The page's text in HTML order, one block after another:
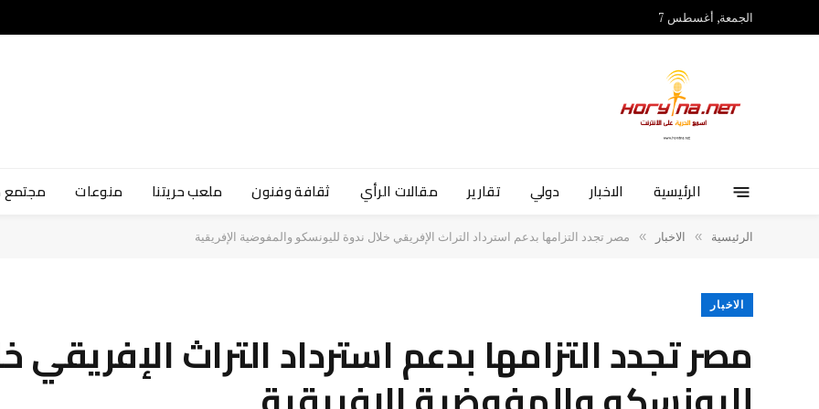
الجمعة, أغسطس 7
الرئيسية الاخبار دولي تقارير مقالات الرأي ثقافة وفنون ملعب حريتنا منوعات
الرئيسية » الاخبار » مصر تجدد التزامها بدعم استرداد التراث الإفريقي خلال ندوة لليونسكو والمفوضية الإفريقية
الاخبار
مصر تجدد التزامها بدعم استرداد التراث الإفريقي